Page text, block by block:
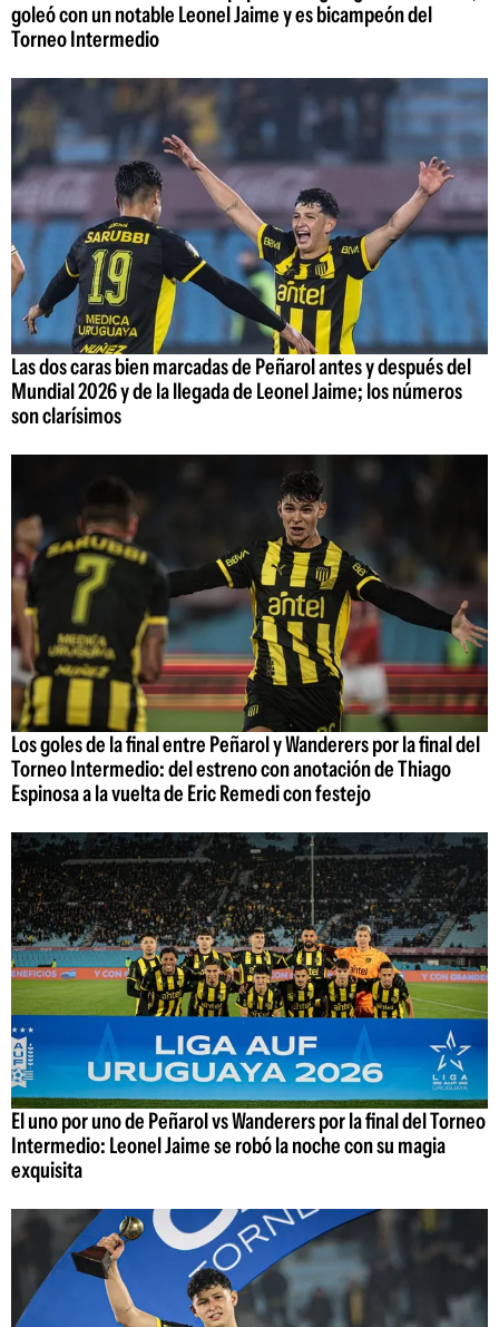
goleó con un notable Leonel Jaime y es bicampeón del
Torneo Intermedio
Las dos caras bien marcadas de Peñarol antes y después del
Mundial 2026 y de la llegada de Leonel Jaime; los números
son clarísimos
Los goles de la final entre Peñarol y Wanderers por la final del
Torneo Intermedio: del estreno con anotación de Thiago
Espinosa a la vuelta de Eric Remedi con festejo
El uno por uno de Peñarol vs Wanderers por la final del Torneo
Intermedio: Leonel Jaime se robó la noche con su magia
exquisita